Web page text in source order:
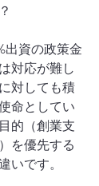
出資の政策金
対応が難し
対しても積
命としてい
的（創業支
を優先する
いです。